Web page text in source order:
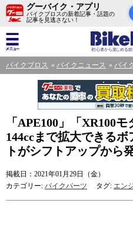
グーバイク・アプリ
バイクブロスの新着記事・話題の
記事を見逃さない！
バイクブロス バイクニュース バイ
「APE100」「XR100
144ccまで拡大できる
トがシフトアップから
掲載日：2021年01月29日（金）
カテゴリー: バイクパーツ タグ: エン